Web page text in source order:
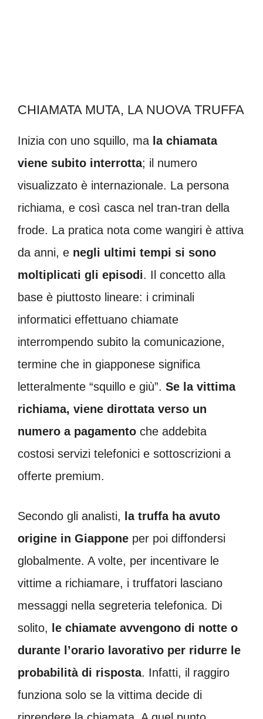
CHIAMATA MUTA, LA NUOVA TRUFFA
Inizia con uno squillo, ma la chiamata
viene subito interrotta; il numero
visualizzato è internazionale. La persona
richiama, e così casca nel tran-tran della
frode. La pratica nota come wangiri è attiva
da anni, e negli ultimi tempi si sono
moltiplicati gli episodi. Il concetto alla
base è piuttosto lineare: i criminali
informatici effettuano chiamate
interrompendo subito la comunicazione,
termine che in giapponese significa
letteralmente “squillo e giù”. Se la vittima
richiama, viene dirottata verso un
numero a pagamento che addebita
costosi servizi telefonici e sottoscrizioni a
offerte premium.
Secondo gli analisti, la truffa ha avuto
origine in Giappone per poi diffondersi
globalmente. A volte, per incentivare le
vittime a richiamare, i truffatori lasciano
messaggi nella segreteria telefonica. Di
solito, le chiamate avvengono di notte o
durante l’orario lavorativo per ridurre le
probabilità di risposta. Infatti, il raggiro
funziona solo se la vittima decide di